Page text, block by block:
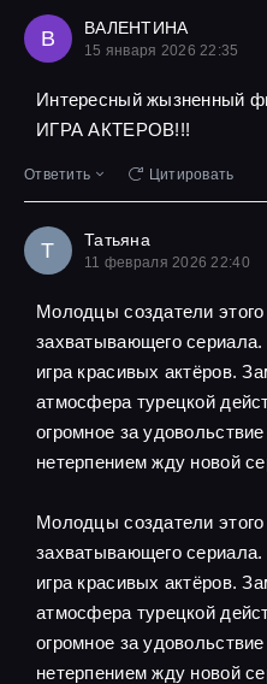
В ВАЛЕНТИНА
15 января 2026 22:35
Интересный
ИГРА АКТЕРОВ!!!
Ответить Цитировать
Т Татьяна
11 февраля 2026 22:40
Молодцы создатели этого
захватывающего
игра красивых актёров.
атмосфера турецкой
огромное за
нетерпением жду новой
Молодцы создатели этого
захватывающего
игра красивых актёров.
атмосфера турецкой
огромное за
нетерпением жду новой